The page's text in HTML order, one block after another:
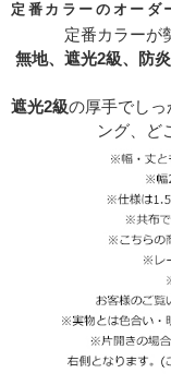
定番カラーのオーダ
定番カラーが
無地、遮光2級、防炎
遮光2級の厚手でし
ング、ど